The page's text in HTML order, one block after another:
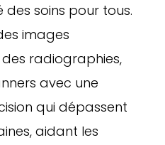
soins pour tous.
images
radiographies,
avec une
qui dépassent
aidant les